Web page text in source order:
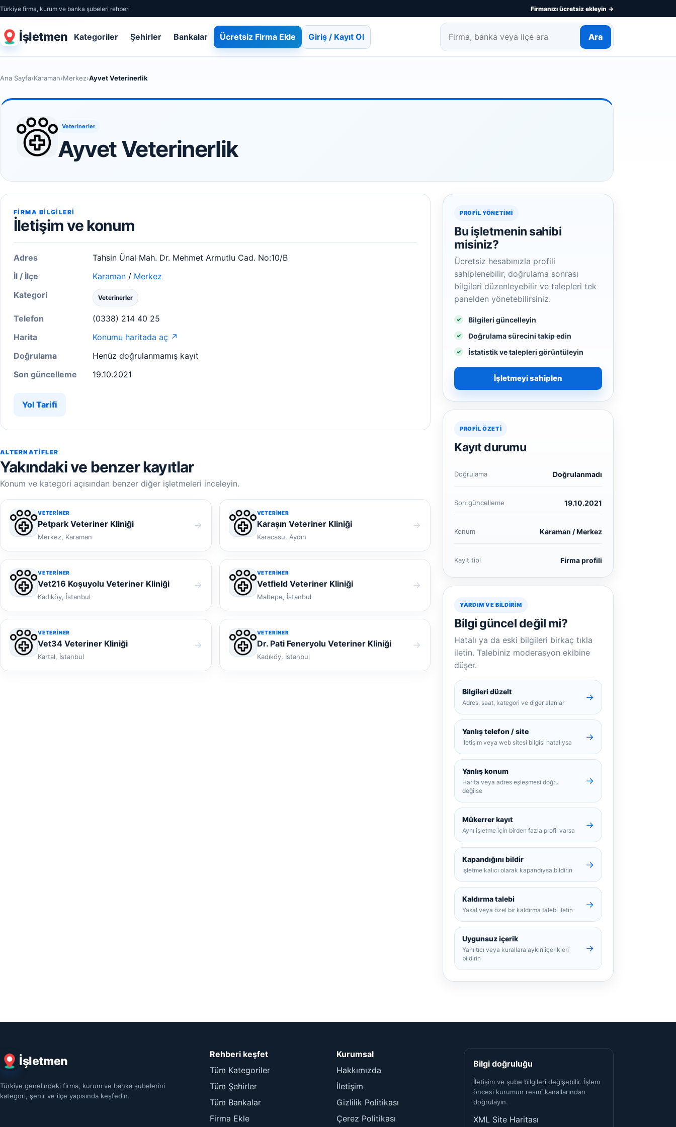
Türkiye firma, kurum ve banka şubeleri rehberi Firmanızı ücretsiz ekleyin →
İşletmen Kategoriler Şehirler Bankalar Ücretsiz Firma Ekle Giriş / Kayıt Ol
Firma, banka veya ilçe ara
Ara
Ana Sayfa›Karaman›Merkez›Ayvet Veterinerlik
Veterinerler
Ayvet Veterinerlik
FIRMA BILGILERI
İletişim ve konum
Adres
Tahsin Ünal Mah. Dr. Mehmet Armutlu Cad. No:10/B
İl / İlçe
Karaman / Merkez
Kategori
Veterinerler
Telefon
(0338) 214 40 25
Harita
Konumu haritada aç ↗
Doğrulama
Henüz doğrulanmamış kayıt
Son güncelleme
19.10.2021
Yol Tarifi
ALTERNATIFLER
Yakındaki ve benzer kayıtlar
Konum ve kategori açısından benzer diğer işletmeleri inceleyin.
VETERINER
Petpark Veteriner Kliniği
Merkez, Karaman
→
VETERINER
Karaşın Veteriner Kliniği
Karacasu, Aydın
→
VETERINER
Vet216 Koşuyolu Veteriner Kliniği
Kadıköy, İstanbul
→
VETERINER
Vetfield Veteriner Kliniği
Maltepe, İstanbul
→
VETERINER
Vet34 Veteriner Kliniği
Kartal, İstanbul
→
VETERINER
Dr. Pati Feneryolu Veteriner Kliniği
Kadıköy, İstanbul
→
PROFIL YÖNETIMI
Bu işletmenin sahibi
misiniz?
Ücretsiz hesabınızla profili
sahiplenebilir, doğrulama sonrası
bilgileri düzenleyebilir ve talepleri tek
panelden yönetebilirsiniz.
Bilgileri güncelleyin
Doğrulama sürecini takip edin
İstatistik ve talepleri görüntüleyin
İşletmeyi sahiplen
PROFIL ÖZETI
Kayıt durumu
Doğrulama Doğrulanmadı
Son güncelleme 19.10.2021
Konum Karaman / Merkez
Kayıt tipi Firma profili
YARDIM VE BILDIRIM
Bilgi güncel değil mi?
Hatalı ya da eski bilgileri birkaç tıkla
iletin. Talebiniz moderasyon ekibine
düşer.
Bilgileri düzelt
Adres, saat, kategori ve diğer alanlar
→
Yanlış telefon / site
İletişim veya web sitesi bilgisi hatalıysa
→
Yanlış konum
Harita veya adres eşleşmesi doğru
değilse
→
Mükerrer kayıt
Aynı işletme için birden fazla profil varsa
→
Kapandığını bildir
İşletme kalıcı olarak kapandıysa bildirin
→
Kaldırma talebi
Yasal veya özel bir kaldırma talebi iletin
→
Uygunsuz içerik
Yanıltıcı veya kurallara aykırı içerikleri
bildirin
→
İşletmen
Türkiye genelindeki firma, kurum ve banka şubelerini
kategori, şehir ve ilçe yapısında keşfedin.
Rehberi keşfet
Tüm Kategoriler
Tüm Şehirler
Tüm Bankalar
Firma Ekle
Kurumsal
Hakkımızda
İletişim
Gizlilik Politikası
Çerez Politikası
Bilgi doğruluğu
İletişim ve şube bilgileri değişebilir. İşlem
öncesi kurumun resmî kanallarından
doğrulayın.
XML Site Haritası